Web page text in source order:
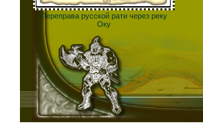
Переправа русской рати через реку
Оку